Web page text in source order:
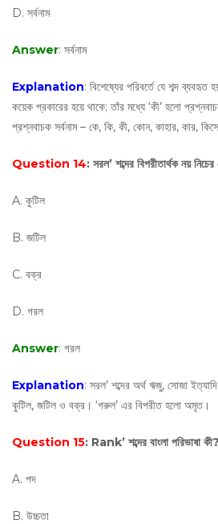
D. সর্বনাম
Answer: সর্বনাম
Explanation: বিশেষ্যের পরিবর্তে যে শব্দ ব্যবহৃত
কয়েক প্রকারের হয়ে থাকে; তাঁর মধ্যে ‘কী’ হলো
প্রশ্নবাচক সর্বনাম – কে, কি, কী, কোন, কাহার, কার,
Question 14: সরল’ শব্দের বিপরীতার্থক নয়
A. কুটিল
B. জটিল
C. বক্র
D. গরল
Answer: গরল
Explanation: সরল’ শব্দের অর্থ ঋজু, সোজা
কুটিল, জটিল ও বক্র। ‘গরুল’ এর বিপরীত হলো অমৃত।
Question 15: Rank’ শব্দের বাংলা পরিভাষা কী?
A. পদ
B. উচ্চতা